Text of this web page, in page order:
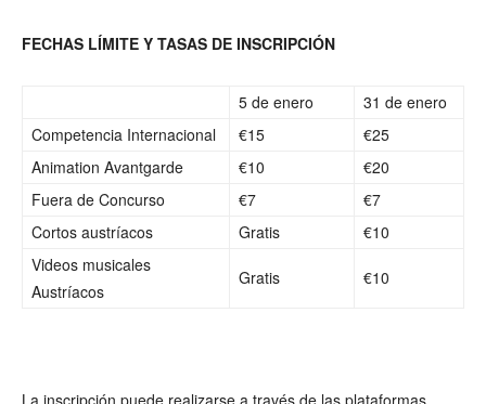
FECHAS LÍMITE Y TASAS DE INSCRIPCIÓN
5 de enero
31 de enero
Competencia Internacional
€15
€25
Animation Avantgarde
€10
€20
Fuera de Concurso
€7
€7
Cortos austríacos
Gratis
€10
Videos musicales
Austríacos
Gratis €10
La inscripción puede realizarse a través de las plataformas